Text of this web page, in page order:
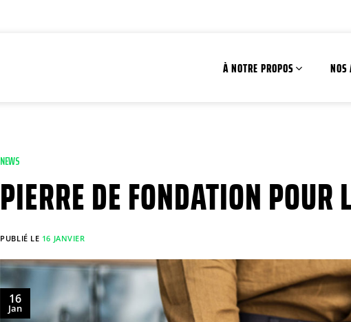
À NOTRE PROPOS
NEWS
PIERRE DE FONDATION POUR
PUBLIÉ LE 16 JANVIER
16
Jan